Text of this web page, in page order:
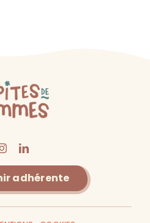
adhérente